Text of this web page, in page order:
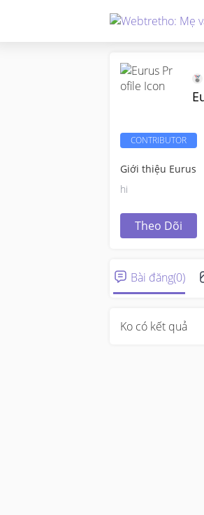
CONTRIBUTOR
Giới thiệu Eurus
hi
Theo Dõi
Bài đăng(0)
Ko có kết quả